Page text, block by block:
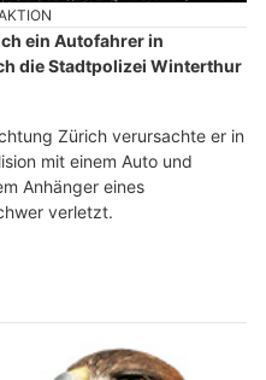
ein Autofahrer in
die Stadtpolizei Winterthur
Zürich verursachte er in
mit einem Auto und
Anhänger eines
verletzt.